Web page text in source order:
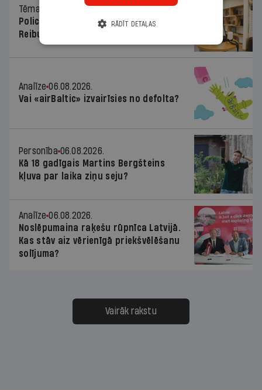
Tēma
06.08.2026.
Policists cietumā, skolotājs – kapos.
Reibuma cena Priekulē
Analīze 06.08.2026.
Vai «airBaltic» izvairīsies no defolta?
Personība 06.08.2026.
Kā 18 gadīgais Martins Bergšteins
kļuva par laika ziņu seju?
Analīze 06.08.2026.
Noslēpumaina raķešu rūpnīca Latvijā.
Kas stāv aiz vērienīgā priekšvēlēšanu
solījuma?
Vairāk rakstu
RĀDĪT DETAĻAS